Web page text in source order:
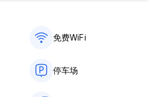
高年龄为 45 岁。不接受携带宠物
免费WiFi
停车场